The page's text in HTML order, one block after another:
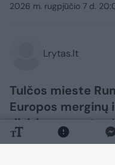
2026 m. rugpjūčio 7 d.
Lrytas.lt
Tulčos mieste
Europos merginų
diviziono
rinktinė